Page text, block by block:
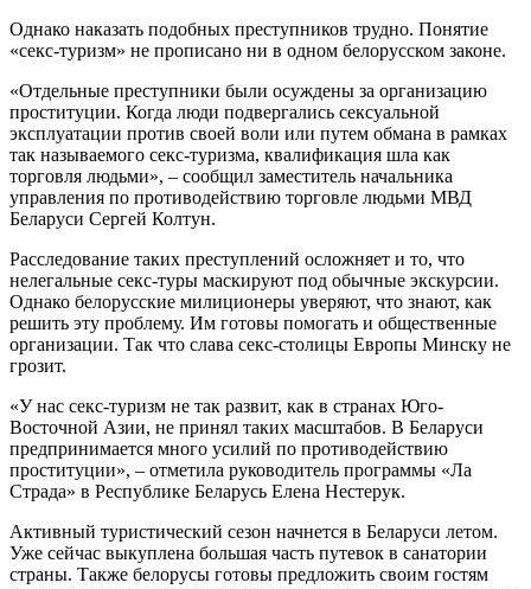
Однако наказать подобных преступников трудно. Понятие
«секс-туризм» не прописано ни в одном белорусском законе.
«Отдельные преступники были осуждены за организацию
проституции. Когда люди подвергались сексуальной
эксплуатации против своей воли или путем обмана в рамках
так называемого секс-туризма, квалификация шла как
торговля людьми», – сообщил заместитель начальника
управления по противодействию торговле людьми МВД
Беларуси Сергей Колтун.
Расследование таких преступлений осложняет и то, что
нелегальные секс-туры маскируют под обычные экскурсии.
Однако белорусские милиционеры уверяют, что знают, как
решить эту проблему. Им готовы помогать и общественные
организации. Так что слава секс-столицы Европы Минску не
грозит.
«У нас секс-туризм не так развит, как в странах Юго-
Восточной Азии, не принял таких масштабов. В Беларуси
предпринимается много усилий по противодействию
проституции», – отметила руководитель программы «Ла
Страда» в Республике Беларусь Елена Нестерук.
Активный туристический сезон начнется в Беларуси летом.
Уже сейчас выкуплена большая часть путевок в санатории
страны. Также белорусы готовы предложить своим гостям